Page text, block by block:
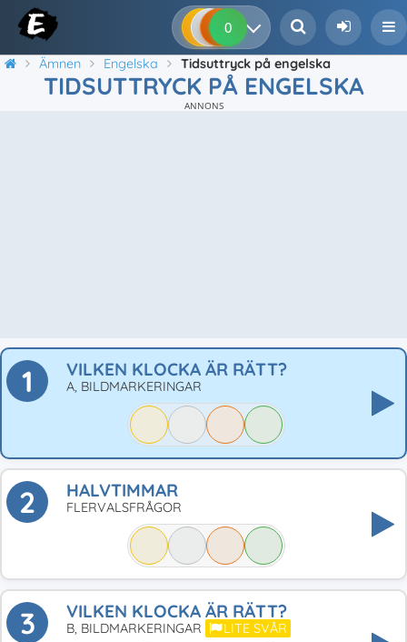
0 0 0
Ämnen Engelska Tidsuttryck på engelska
TIDSUTTRYCK PÅ ENGELSKA
ANNONS
1 VILKEN KLOCKA ÄR RÄTT?
A, BILDMARKERINGAR
2 HALVTIMMAR
FLERVALSFRÅGOR
3 VILKEN KLOCKA ÄR RÄTT?
B, BILDMARKERINGAR LITE SVÅR